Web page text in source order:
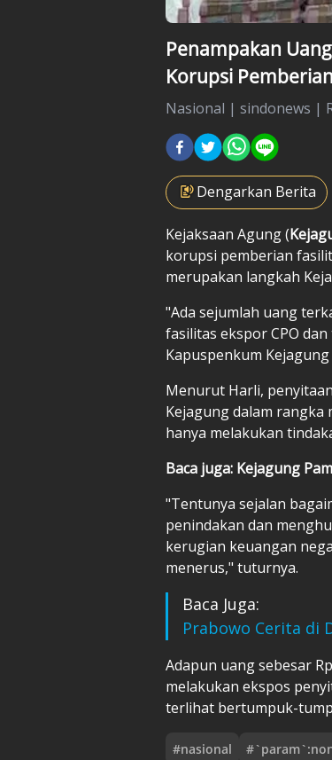
Penampakan
Korupsi
Nasional | sindonews |
Dengarkan Berita
Kejaksaan Agung (
korupsi pemberian
merupakan langkah
"Ada sejumlah uang
fasilitas ekspor CPO
Kapuspenkum
Menurut Harli,
Kejagung dalam rangka
hanya melakukan
Baca juga: Kejagung
"Tentunya sejalan
penindakan dan
kerugian keuangan
menerus," tuturnya.
Baca Juga:
Prabowo Cerita di
Adapun uang sebesar
melakukan ekspos
terlihat bertumpuk-
#nasional #